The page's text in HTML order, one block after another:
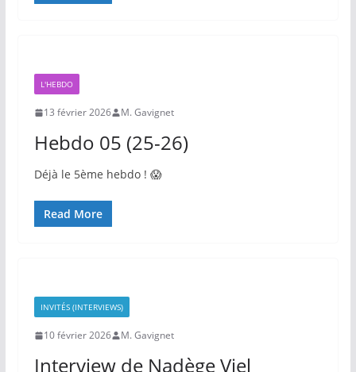
L'HEBDO
13 février 2026 M. Gavignet
Hebdo 05 (25-26)
Déjà le 5ème hebdo ! 😱
Read More
INVITÉS (INTERVIEWS)
10 février 2026 M. Gavignet
Interview de Nadège Viel